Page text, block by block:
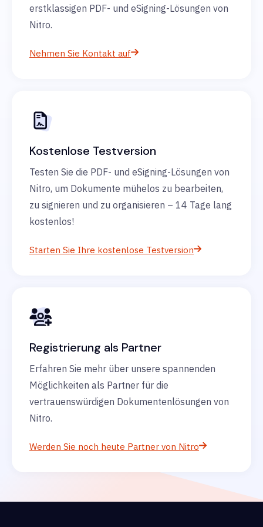
erstklassigen PDF- und eSigning-Lösungen von
Nitro.
Nehmen Sie Kontakt auf
Kostenlose Testversion
Testen Sie die PDF- und eSigning-Lösungen von
Nitro, um Dokumente mühelos zu bearbeiten,
zu signieren und zu organisieren – 14 Tage lang
kostenlos!
Starten Sie Ihre kostenlose Testversion
Registrierung als Partner
Erfahren Sie mehr über unsere spannenden
Möglichkeiten als Partner für die
vertrauenswürdigen Dokumentenlösungen von
Nitro.
Werden Sie noch heute Partner von Nitro